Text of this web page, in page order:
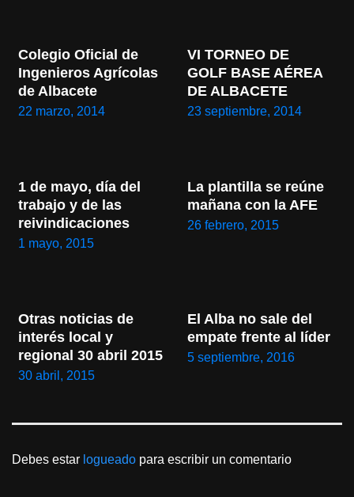
Colegio Oficial de
Ingenieros Agrícolas
de Albacete
22 marzo, 2014
VI TORNEO DE
GOLF BASE AÉREA
DE ALBACETE
23 septiembre, 2014
1 de mayo, día del
trabajo y de las
reivindicaciones
1 mayo, 2015
La plantilla se reúne
mañana con la AFE
26 febrero, 2015
Otras noticias de
interés local y
regional 30 abril 2015
30 abril, 2015
El Alba no sale del
empate frente al líder
5 septiembre, 2016
Debes estar logueado para escribir un comentario